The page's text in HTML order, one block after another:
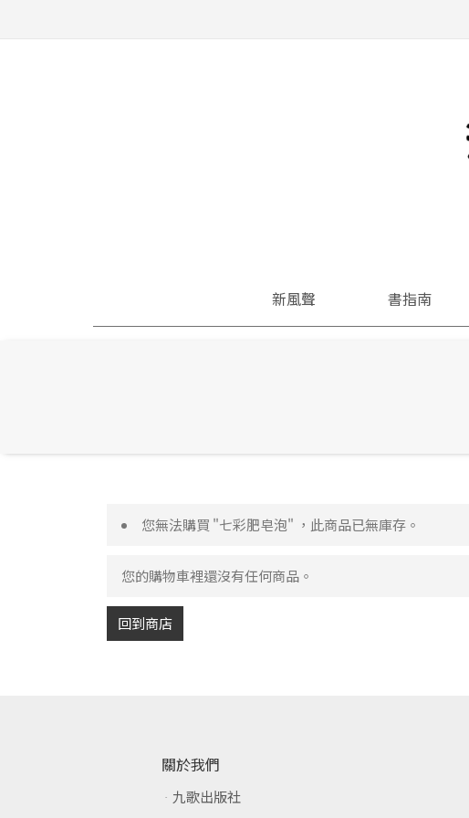
新風聲 書指南
您無法購買 "七彩肥皂泡" ，此商品已無庫存。
您的購物車裡還沒有任何商品。
回到商店
關於我們
九歌出版社